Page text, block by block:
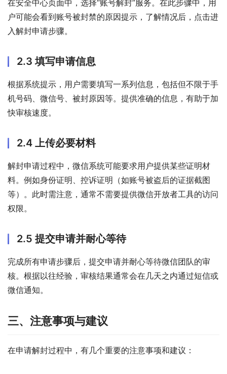
在安全中心页面中，选择“账号解封”服务。在此步骤中，用
户可能会看到账号被封禁的原因提示，了解情况后，点击进
入解封申请步骤。
2.3 填写申请信息
根据系统提示，用户需要填写一系列信息，包括但不限于手
机号码、微信号、被封原因等。提供准确的信息，有助于加
快审核速度。
2.4 上传必要材料
解封申请过程中，微信系统可能要求用户提供某些证明材
料。例如身份证明、控诉证明（如账号被盗后的证据截图
等）。此时需注意，通常不需要提供微信开放者工具的访问
权限。
2.5 提交申请并耐心等待
完成所有申请步骤后，提交申请并耐心等待微信团队的审
核。根据以往经验，审核结果通常会在几天之内通过短信或
微信通知。
三、注意事项与建议
在申请解封过程中，有几个重要的注意事项和建议：